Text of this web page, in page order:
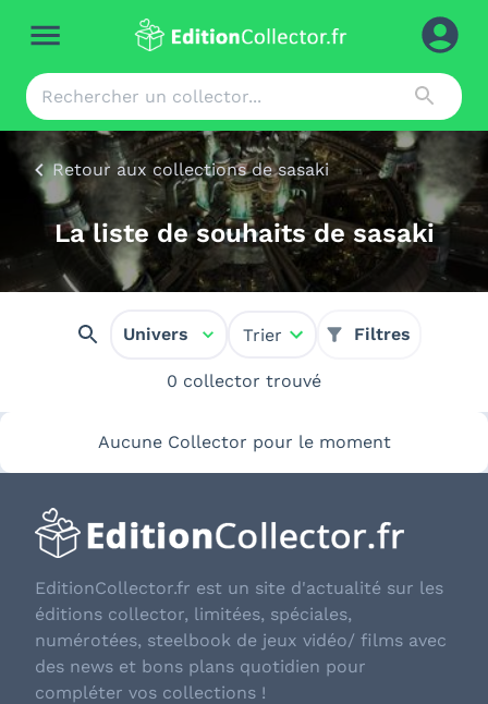
Retour aux collections de sasaki
La liste de souhaits de sasaki
Univers Trier Filtres
0 collector trouvé
Aucune Collector pour le moment
EditionCollector.fr est un site d'actualité sur les
éditions collector, limitées, spéciales,
numérotées, steelbook de jeux vidéo/ films avec
des news et bons plans quotidien pour
compléter vos collections !